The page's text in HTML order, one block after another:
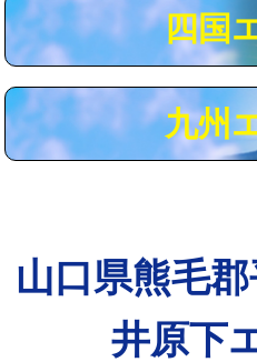
※給水管工事は20mmまでの価
四国
九州
山口県熊毛
井原下